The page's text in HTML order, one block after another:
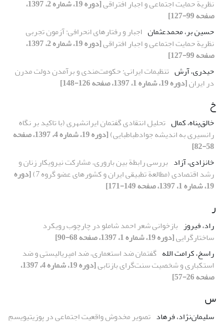
نظریة حمایت اجتماعی و اجبار افتراقی
[دوره 19، شماره 2، 1397،
صفحه 99-127]
حسین بر، محمدعثمان اجبار و رفتارهای انحرافی: آزمون تجربی
نظریة حمایت اجتماعی و اجبار افتراقی
[دوره 19، شماره 2، 1397،
صفحه 99-127]
حیدری، آرش تنظیمات ایرانی: حکومت‌مندی و برآمدن دولت مدرن
در ایران[دوره 19، شماره 1، 1397، صفحه 126-148]
خ
خالق‌پناه، کمال تحلیل انتقادی گفتمان ایرانشهری (با تاکید بر نگاه
رانسیری به اندیشه جوادطباطبایی)
[دوره 19، شماره 4، 1397، صفحه
58-82]
خانزادی، آزاد
بررسی رابطة بین باروری، مشارکت نیروی‎کار زنان و
رشد اقتصادی (مطالعة تطبیقی ایران و کشورهای عضو گروه 7)
[دوره
19، شماره 1، 1397، صفحه 149-171]
ر
راد، فیروز بازخوانی شعر احمد شاملو در چارچوب رویکرد
ساختارگرایی[دوره 19، شماره 1، 1397، صفحه 68-90]
راسخ، کرامت الله گفتمان ضد استعماری، ضد امپریالیستی و ضد
استکباری و شخصیت سنت‌گرای بازتابی
[دوره 19، شماره 4، 1397،
صفحه 26-57]
س
سلیمان‌نژاد، فرهاد تصویر مخدوش واقعیت اجتماعی در پوزیتیویسمِ